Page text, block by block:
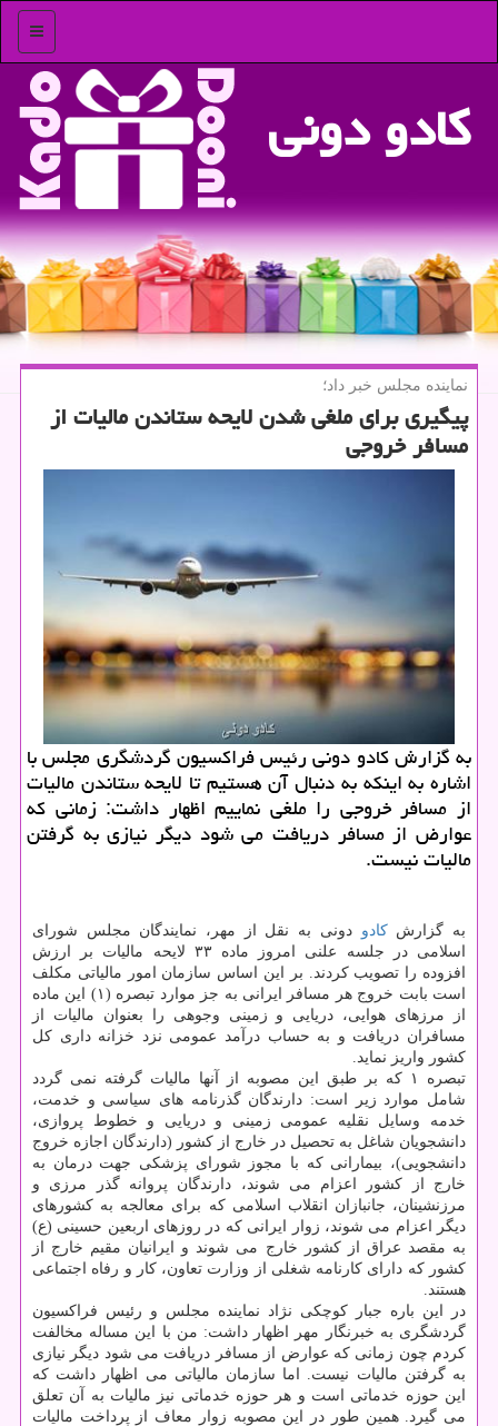
منو
كادو دونی
نماینده مجلس خبر داد؛
پیگیری برای ملغی شدن لایحه ستاندن مالیات از
مسافر خروجی
به گزارش كادو دونی رئیس فراكسیون گردشگری مجلس با
اشاره به اینكه به دنبال آن هستیم تا لایحه ستاندن مالیات
از مسافر خروجی را ملغی نماییم اظهار داشت: زمانی كه
عوارض از مسافر دریافت می شود دیگر نیازی به گرفتن
مالیات نیست.
به گزارشكادو دونی به نقل از مهر، نمایندگان مجلس شورای
اسلامی در جلسه علنی امروز ماده ۳۳ لایحه مالیات بر ارزش
افزوده را تصویب كردند. بر این اساس سازمان امور مالیاتی مكلف
است بابت خروج هر مسافر ایرانی به جز موارد تبصره (۱) این ماده
از مرزهای هوایی، دریایی و زمینی وجوهی را بعنوان مالیات از
مسافران دریافت و به حساب درآمد عمومی نزد خزانه داری كل
كشور واریز نماید.
تبصره ۱ كه بر طبق این مصوبه از آنها مالیات گرفته نمی گردد
شامل موارد زیر است: دارندگان گذرنامه های سیاسی و خدمت،
خدمه وسایل نقلیه عمومی زمینی و دریایی و خطوط پروازی،
دانشجویان شاغل به تحصیل در خارج از كشور (دارندگان اجازه خروج
دانشجویی)، بیمارانی كه با مجوز شورای پزشكی جهت درمان به
خارج از كشور اعزام می شوند، دارندگان پروانه گذر مرزی و
مرزنشینان، جانبازان انقلاب اسلامی كه برای معالجه به كشورهای
دیگر اعزام می شوند، زوار ایرانی كه در روزهای اربعین حسینی (ع)
به مقصد عراق از كشور خارج می شوند و ایرانیان مقیم خارج از
كشور كه دارای كارنامه شغلی از وزارت تعاون، كار و رفاه اجتماعی
هستند.
در این باره جبار كوچكی نژاد نماینده مجلس و رئیس فراكسیون
گردشگری به خبرنگار مهر اظهار داشت: من با این مساله مخالفت
كردم چون زمانی كه عوارض از مسافر دریافت می شود دیگر نیازی
به گرفتن مالیات نیست. اما سازمان مالیاتی می اظهار داشت كه
این حوزه خدماتی است و هر حوزه خدماتی نیز مالیات به آن تعلق
می گیرد. همین طور در این مصوبه زوار معاف از پرداخت مالیات